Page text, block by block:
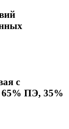
с
65% ПЭ, 35%